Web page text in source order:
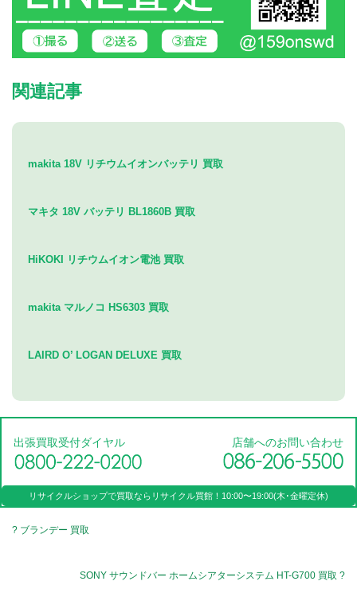
関連記事
makita 18V リチウムイオンバッテリ 買取
マキタ 18V バッテリ BL1860B 買取
HiKOKI リチウムイオン電池 買取
makita マルノコ HS6303 買取
LAIRD O’ LOGAN DELUXE 買取
出張買取受付ダイヤル 店舗へのお問い合わせ
リサイクルショップで買取なら リサイクル買館！ 10:00〜19:00(木･金曜定休)
? ブランデー 買取
SONY サウンドバー ホームシアターシステム HT-G700 買取 ?